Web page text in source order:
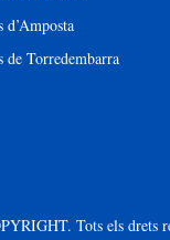
d’Amposta
de Torredembarra
Tots els drets